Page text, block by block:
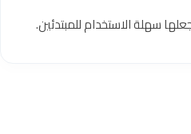
سهلة الاستخدام للمبتدئين.